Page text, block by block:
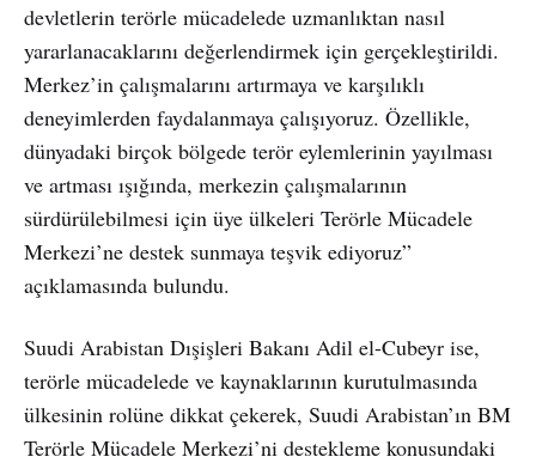
devletlerin terörle mücadelede uzmanlıktan nasıl
yararlanacaklarını değerlendirmek için gerçekleştirildi.
Merkez’in çalışmalarını artırmaya ve karşılıklı
deneyimlerden faydalanmaya çalışıyoruz. Özellikle,
dünyadaki birçok bölgede terör eylemlerinin yayılması
ve artması ışığında, merkezin çalışmalarının
sürdürülebilmesi için üye ülkeleri Terörle Mücadele
Merkezi’ne destek sunmaya teşvik ediyoruz”
açıklamasında bulundu.
Suudi Arabistan Dışişleri Bakanı Adil el-Cubeyr ise,
terörle mücadelede ve kaynaklarının kurutulmasında
ülkesinin rolüne dikkat çekerek, Suudi Arabistan’ın BM
Terörle Mücadele Merkezi’ni destekleme konusundaki